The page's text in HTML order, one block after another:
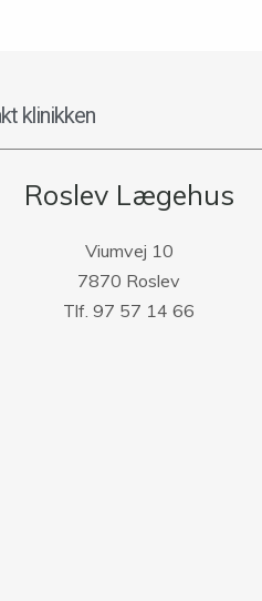
klinikken
Roslev Lægehus
Viumvej 10
7870 Roslev
Tlf. 97 57 14 66